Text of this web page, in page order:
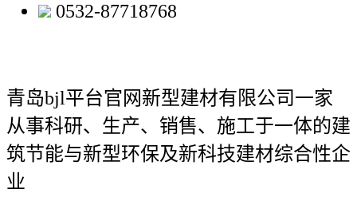
0532-87718768
青岛bjl平台官网新型建材有限公司一家
从事科研、生产、销售、施工于一体的建
筑节能与新型环保及新科技建材综合性企
业